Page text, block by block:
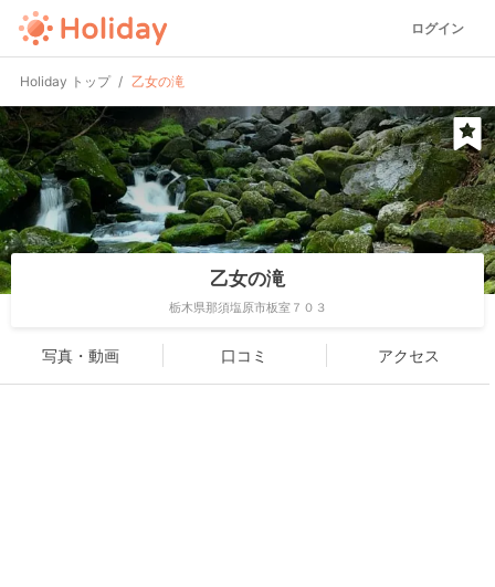
ログイン
Holiday トップ 乙女の滝
乙女の滝
栃木県那須塩原市板室７０３
写真・動画 口コミ アクセス